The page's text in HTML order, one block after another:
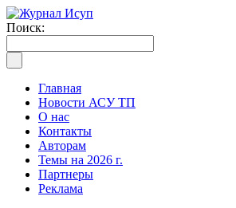
Поиск:
Главная
Новости АСУ ТП
О нас
Контакты
Авторам
Темы на 2026 г.
Партнеры
Реклама